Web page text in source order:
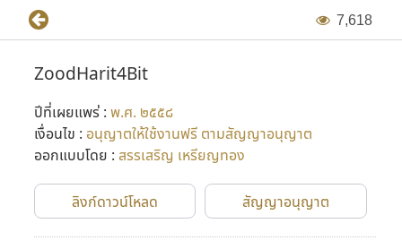
7,618
ZoodHarit4Bit
ปีที่เผยแพร่ : พ.ศ. ๒๕๕๘
เงื่อนไข : อนุญาตให้ใช้งานฟรี ตามสัญญาอนุญาต
ออกแบบโดย : สรรเสริญ เหรียญทอง
ลิงก์ดาวน์โหลด สัญญาอนุญาต